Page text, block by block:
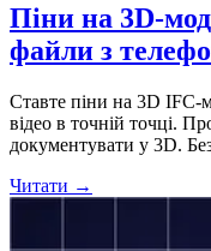
Піни на 3D-
файли з
Ставте піни на 3D IFC-
відео в точній точці.
документувати у 3D.
Читати →